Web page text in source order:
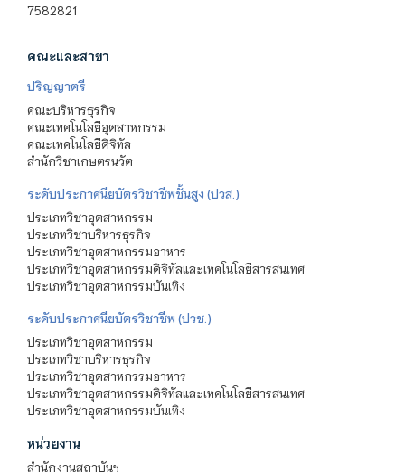
7582821
คณะและสาขา
ปริญญาตรี
คณะบริหารธุรกิจ
คณะเทคโนโลยีอุตสาหกรรม
คณะเทคโนโลยีดิจิทัล
สำนักวิชาเกษตรนวัต
ระดับประกาศนียบัตรวิชาชีพชั้นสูง (ปวส.)
ประเภทวิชาอุตสาหกรรม
ประเภทวิชาบริหารธุรกิจ
ประเภทวิชาอุตสาหกรรมอาหาร
ประเภทวิชาอุตสาหกรรมดิจิทัลและเทคโนโลยีสารสนเทศ
ประเภทวิชาอุตสาหกรรมบันเทิง
ระดับประกาศนียบัตรวิชาชีพ (ปวช.)
ประเภทวิชาอุตสาหกรรม
ประเภทวิชาบริหารธุรกิจ
ประเภทวิชาอุตสาหกรรมอาหาร
ประเภทวิชาอุตสาหกรรมดิจิทัลและเทคโนโลยีสารสนเทศ
ประเภทวิชาอุตสาหกรรมบันเทิง
หน่วยงาน
สำนักงานสถาบันฯ